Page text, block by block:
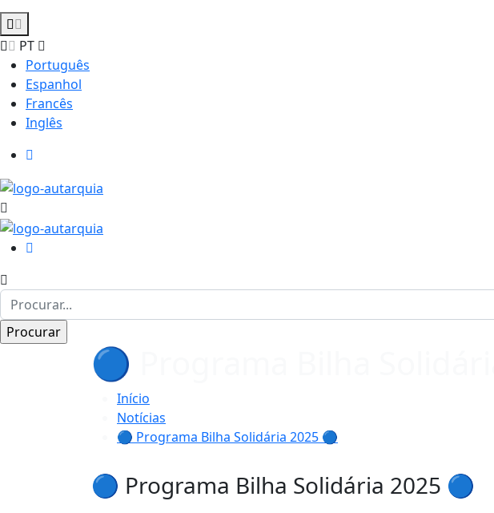
PT
Português
Espanhol
Francês
Inglês
🔵 Programa Bilha
Início
Notícias
🔵 Programa Bilha Solidária 2025 🔵
🔵 Programa Bilha Solidária 2025 🔵